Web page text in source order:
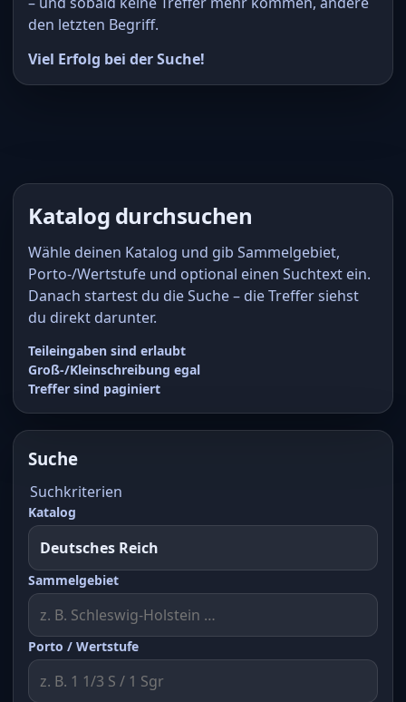
den letzten Begriff.
Viel Erfolg bei der Suche!
Katalog durchsuchen
Wähle deinen Katalog und gib Sammelgebiet,
Porto-/Wertstufe und optional einen Suchtext ein.
Danach startest du die Suche – die Treffer siehst
du direkt darunter.
Teileingaben sind erlaubt
Groß-/Kleinschreibung egal
Treffer sind paginiert
Suche
Suchkriterien
Katalog
Sammelgebiet
Porto / Wertstufe